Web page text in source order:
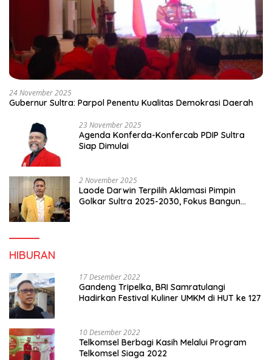
24 November 2025
Gubernur Sultra: Parpol Penentu Kualitas Demokrasi Daerah
23 November 2025
Agenda Konferda-Konfercab PDIP Sultra
Siap Dimulai
2 November 2025
Laode Darwin Terpilih Aklamasi Pimpin
Golkar Sultra 2025-2030, Fokus Bangun
HIBURAN
17 Desember 2022
Gandeng Tripelka, BRI Samratulangi
Hadirkan Festival Kuliner UMKM di HUT ke 127
10 Desember 2022
Telkomsel Berbagi Kasih Melalui Program
Telkomsel Siaga 2022